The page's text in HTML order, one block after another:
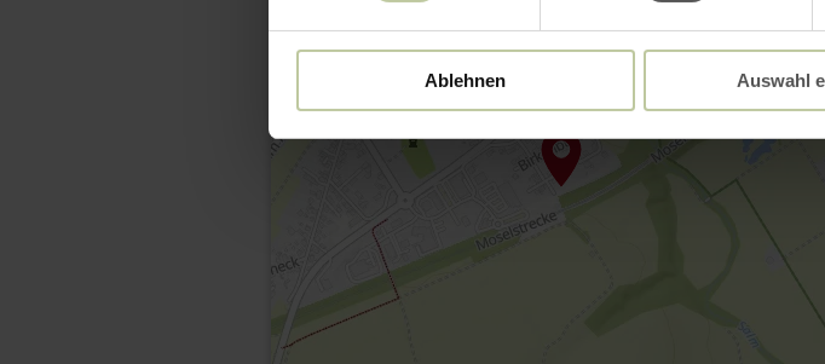
Ablehnen Auswahl